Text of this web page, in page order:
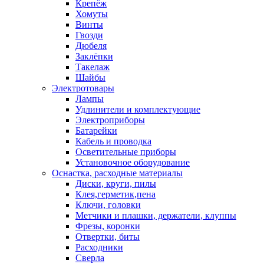
Крепёж
Хомуты
Винты
Гвозди
Дюбеля
Заклёпки
Такелаж
Шайбы
Электротовары
Лампы
Удлинители и комплектующие
Электроприборы
Батарейки
Кабель и проводка
Осветительные приборы
Установочное оборудование
Оснастка, расходные материалы
Диски, круги, пилы
Клея,герметик,пена
Ключи, головки
Метчики и плашки, держатели, клуппы
Фрезы, коронки
Отвертки, биты
Расходники
Сверла